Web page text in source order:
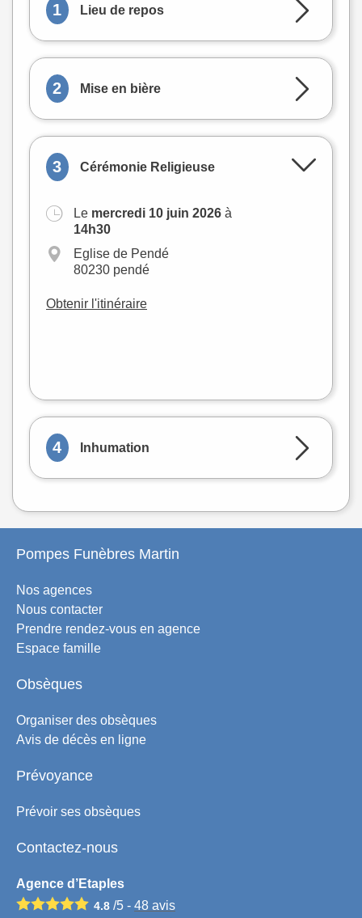
1 Lieu de repos
2 Mise en bière
3 Cérémonie Religieuse
Le mercredi 10 juin 2026 à
14h30
Eglise de Pendé
80230 pendé
Obtenir l'itinéraire
4 Inhumation
Pompes Funèbres Martin
Nos agences
Nous contacter
Prendre rendez-vous en agence
Espace famille
Obsèques
Organiser des obsèques
Avis de décès en ligne
Prévoyance
Prévoir ses obsèques
Contactez-nous
Agence d’Etaples
4.8 /5 - 48 avis